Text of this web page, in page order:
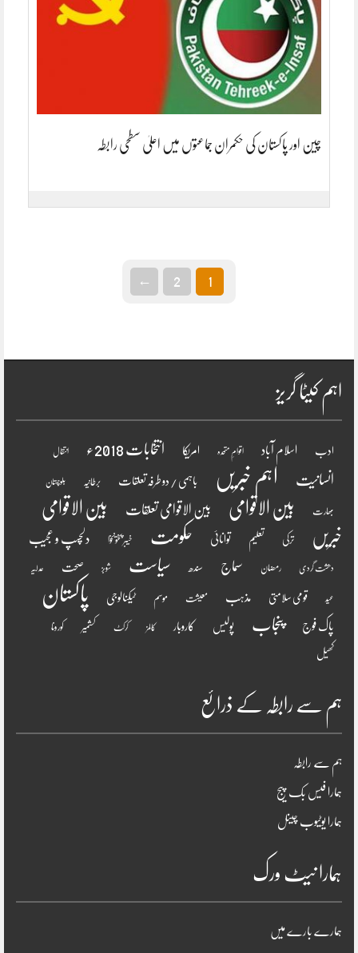
چین اور پاکستان کی حکمران جماعتوں میں اعلیٰ سطحی رابطہ
1
2
←
اہم کیٹا گریز
ادب اسلام آباد اقوامِ متحدہ امریکا انتخابات 2018ء انتقال
انسانیت اہم خبریں باہمی / دو طرفہ تعلقات برطانیہ بلوچستان
بھارت بین الاقوامی بین الاقوامی تعلقات
بین الاقوامی
خبریں
ترکی تعلیم توانائی حکومت خیبر پختونخوا دلچسپ و عجیب
دھشت گردی رمضان سماج سندھ سیاست شوبز صحت عدلیہ
عید قومی سلامتی مذہب معیشت موسم ٹیکنالوجی پاکستان
پاک فوج پنجاب پولیس کاروبار کالمز کرکٹ کشمیر کورونا
کھیل
ہم سے رابطہ کے ذرائع
ہم سے رابطہ
ہمارا فیس بک پیج
ہمارا یوٹیوب چینل
ہمارا نیٹ ورک
ہمارے بارے میں